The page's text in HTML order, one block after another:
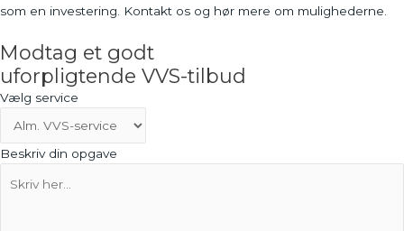
som en investering. Kontakt os og hør mere om mulighederne.
Modtag et godt
uforpligtende VVS-tilbud
Vælg service
Beskriv din opgave